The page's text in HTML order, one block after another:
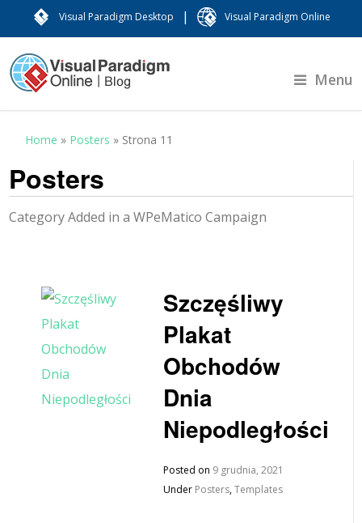
Visual Paradigm Desktop | Visual Paradigm Online
Menu
Home » Posters » Strona 11
Posters
Category Added in a WPeMatico Campaign
Szczęśliwy
Plakat
Obchodów
Dnia
Niepodległości
Posted on 9 grudnia, 2021
Under Posters,Templates